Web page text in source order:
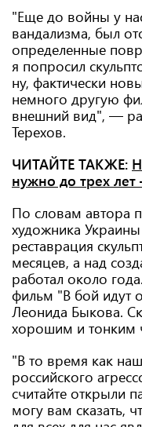
"Еще до войны у
вандализма, был
определенные
я попросил
ну, фактически
немного другую
внешний вид", —
Терехов.
ЧИТАЙТЕ ТАКЖЕ:
нужно до трех
По словам автора
художника
реставрация
месяцев, а над
работал около
фильм "В бой идут
Леонида Быкова.
хорошим и тонким
"В то время как
российского
считайте открыли
могу вам сказать,